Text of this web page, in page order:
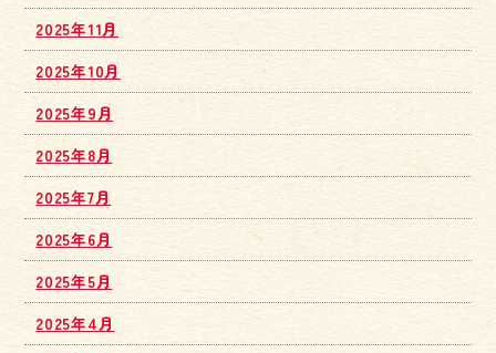
2025年11月
2025年10月
2025年9月
2025年8月
2025年7月
2025年6月
2025年5月
2025年4月